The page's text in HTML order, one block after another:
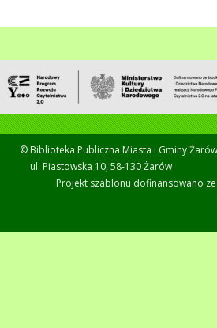
© Biblioteka Publiczna Miasta i Gminy Żarów
ul. Piastowska 10, 58-130 Żarów
Projekt szablonu dofinansowano